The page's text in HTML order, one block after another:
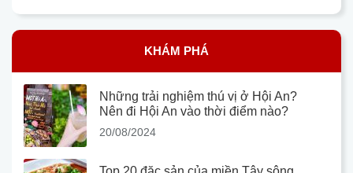
KHÁM PHÁ
Những trải nghiệm thú vị ở Hội An?
Nên đi Hội An vào thời điểm nào?
20/08/2024